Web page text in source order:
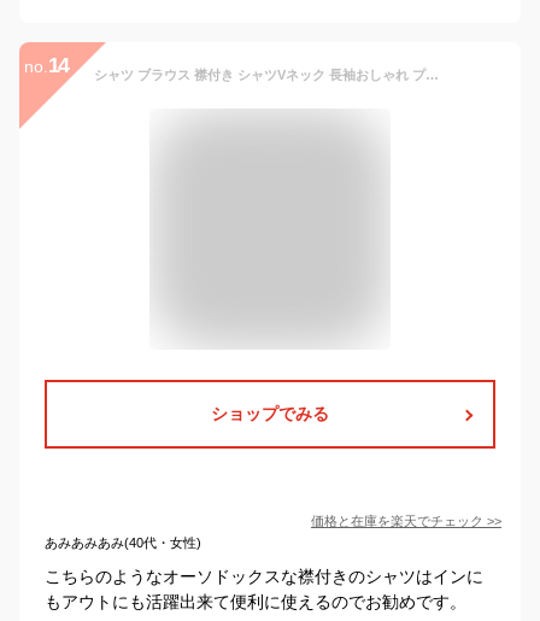
no. 14 シャツ ブラウス 襟付き シャツVネック 長袖おしゃれ プルオーバータイプ オフィス【大きいサイズ レディース 春夏 チュニック フォーマル オフィス ボウタイ シフォン シャツ インナー blouse】
ショップでみる
価格と在庫を楽天でチェック >>
あみあみあみ(40代・女性)
こちらのようなオーソドックスな襟付きのシャツはインに
もアウトにも活躍出来て便利に使えるのでお勧めです。